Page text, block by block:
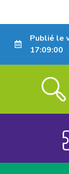
Publié le
17:09:00